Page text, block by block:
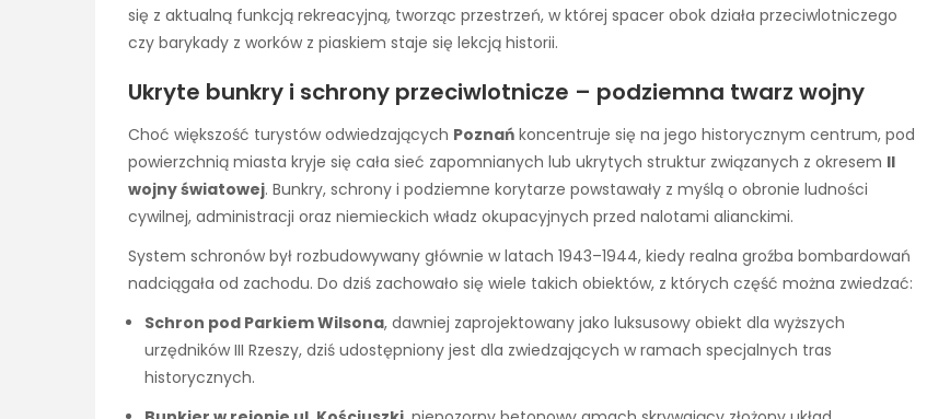
się z aktualną funkcją rekreacyjną, tworząc przestrzeń, w której spacer obok działa przeciwlotniczego
czy barykady z worków z piaskiem staje się lekcją historii.
Ukryte bunkry i schrony przeciwlotnicze – podziemna twarz wojny
Choć większość turystów odwiedzających Poznań koncentruje się na jego historycznym centrum, pod
powierzchnią miasta kryje się cała sieć zapomnianych lub ukrytych struktur związanych z okresem II
wojny światowej. Bunkry, schrony i podziemne korytarze powstawały z myślą o obronie ludności
cywilnej, administracji oraz niemieckich władz okupacyjnych przed nalotami alianckimi.
System schronów był rozbudowywany głównie w latach 1943–1944, kiedy realna groźba bombardowań
nadciągała od zachodu. Do dziś zachowało się wiele takich obiektów, z których część można zwiedzać:
Schron pod Parkiem Wilsona, dawniej zaprojektowany jako luksusowy obiekt dla wyższych
urzędników III Rzeszy, dziś udostępniony jest dla zwiedzających w ramach specjalnych tras
historycznych.